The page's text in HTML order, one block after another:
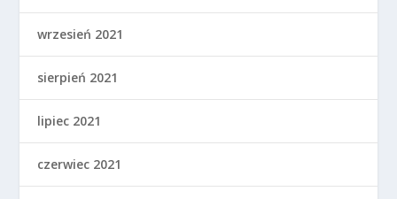
wrzesień 2021
sierpień 2021
lipiec 2021
czerwiec 2021